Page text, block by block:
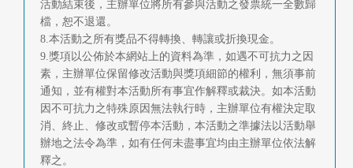
活動結束後，主辦單位將所有參與活動之發票統一全數歸
檔，恕不退還。
8.本活動之所有獎品不得轉換、轉讓或折換現金。
9.獎項以公佈於本網站上的資料為準，如遇不可抗力之因
素，主辦單位保留修改活動與獎項細節的權利，無須事前
通知，並有權對本活動所有事宜作解釋或裁決。如本活動
因不可抗力之特殊原因無法執行時，主辦單位有權決定取
消、終止、修改或暫停本活動，本活動之準據法以活動舉
辦地之法令為準，如有任何未盡事宜均由主辦單位依法解
釋之。